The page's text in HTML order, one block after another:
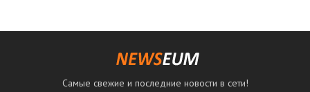
Самые свежие и последние новости в сети!